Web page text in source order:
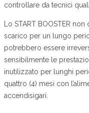
controllare da tecnici
Lo START BOOSTER
scarico per un lungo
potrebbero essere
sensibilmente le
inutilizzato per lunghi
quattro (4) mesi con
accendisigari.